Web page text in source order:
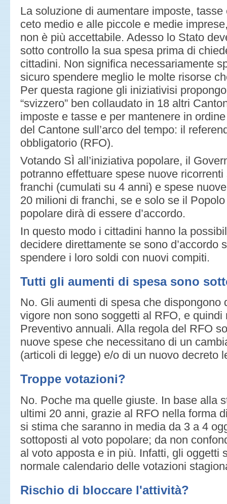
La soluzione di aumentare imposte,
ceto medio e alle piccole e medie
non è più accettabile. Adesso lo Stato
sotto controllo la sua spesa prima di
cittadini. Non significa necessariamente
sicuro spendere meglio le molte risorse
Per questa ragione gli iniziativisi
“svizzero” ben collaudato in 18 altri
imposte e tasse e per mantenere in
del Cantone sull’arco del tempo: il
obbligatorio (RFO).
Votando SÌ all’iniziativa popolare, il
potranno effettuare spese nuove
franchi (cumulati su 4 anni) e spese
20 milioni di franchi, se e solo se il
popolare dirà di essere d’accordo.
In questo modo i cittadini hanno la
decidere direttamente se sono d’accordo
spendere i loro soldi con nuovi compiti.
Tutti gli aumenti di spesa sono
No. Gli aumenti di spesa che dispongono
vigore non sono soggetti al RFO, e
Preventivo annuali. Alla regola del RFO
nuove spese che necessitano di un
(articoli di legge) e/o di un nuovo decreto
Troppe votazioni?
No. Poche ma quelle giuste. In base alla
ultimi 20 anni, grazie al RFO nella forma
si stima che saranno in media da 3 a 4
sottoposti al voto popolare; da non
al voto apposta e in più. Infatti, gli oggetti
normale calendario delle votazioni
Rischio di bloccare l'attività?